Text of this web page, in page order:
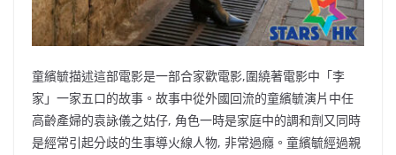
童繽毓描述這部電影是一部合家歡電影,圍繞著電影中「李
家」一家五口的故事。故事中從外國回流的童繽毓演片中任
高齡產婦的袁詠儀之姑仔, 角色一時是家庭中的調和劑又同時
是經常引起分歧的生事導火線人物, 非常過癮。童繽毓經過親